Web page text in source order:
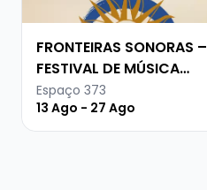
FRONTEIRAS SONORAS –
FESTIVAL DE MÚSICA
URUGUAIA
Espaço 373
13 Ago - 27 Ago